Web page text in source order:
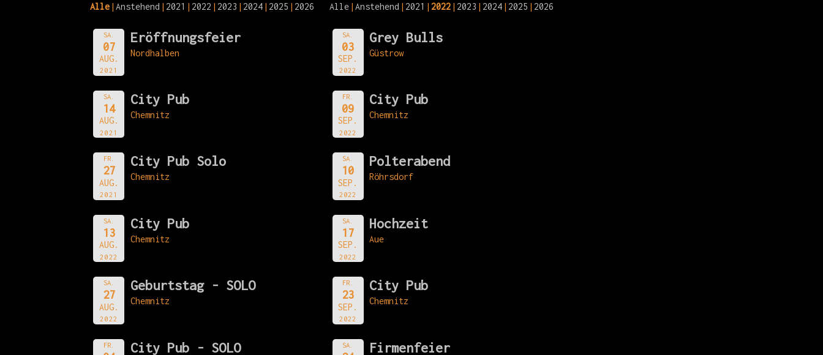
Alle Anstehend 2021 2022 2023 2024 2025 2026
SA.
07
AUG.
2021
Eröffnungsfeier
Nordhalben
SA.
14
AUG.
2021
City Pub
Chemnitz
FR.
27
AUG.
2021
City Pub Solo
Chemnitz
SA.
13
AUG.
2022
City Pub
Chemnitz
SA.
27
AUG.
2022
Geburtstag - SOLO
Chemnitz
FR. City Pub - SOLO
Alle Anstehend 2021 2022 2023 2024 2025 2026
SA.
03
SEP.
2022
Grey Bulls
Güstrow
FR.
09
SEP.
2022
City Pub
Chemnitz
SA.
10
SEP.
2022
Polterabend
Röhrsdorf
SA.
17
SEP.
2022
Hochzeit
Aue
FR.
23
SEP.
2022
City Pub
Chemnitz
SA. Firmenfeier